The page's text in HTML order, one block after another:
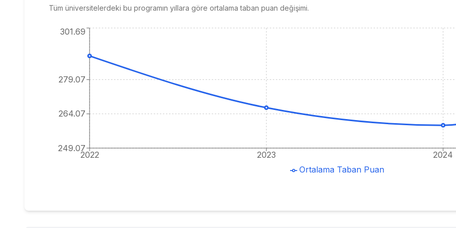
Tüm üniversitelerdeki bu programın yıllara göre ortalama taban puan değişimi.
2022 2023 2024
249.07
264.07
279.07
301.69
Ortalama Taban Puan